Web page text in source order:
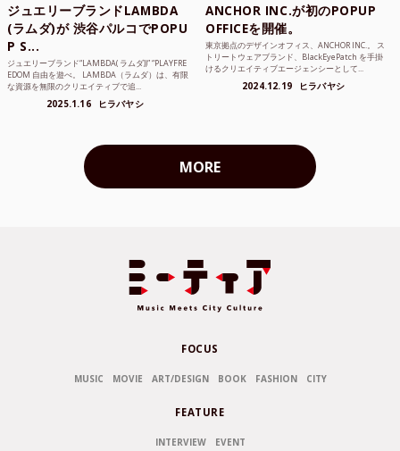
ジュエリーブランドLAMBDA
(ラムダ)が 渋谷パルコでPOPU
P S...
ジュエリーブランド“LAMBDA( ラムダ))” “PLAYFRE
EDOM 自由を遊べ。 LAMBDA（ラムダ）は、有限
な資源を無限のクリエイティブで追...
2025.1.16 ヒラバヤシ
ANCHOR INC.が初のPOPUP
OFFICEを開催。
東京拠点のデザインオフィス、ANCHOR INC.。 ス
トリートウェアブランド、BlackEyePatch を手掛
けるクリエイティブエージェンシーとして...
2024.12.19 ヒラバヤシ
MORE
FOCUS
MUSIC MOVIE ART/DESIGN BOOK FASHION CITY
FEATURE
INTERVIEW EVENT